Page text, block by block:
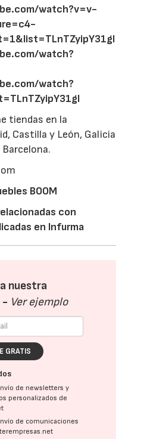
watch?v=v-
watch?
watch?
tiendas en la
Castilla y León, Galicia
BOOM
con
en Infurma
nuestra
- Ver ejemplo
GRATIS
de newsletters y
personalizados de
de comunicaciones